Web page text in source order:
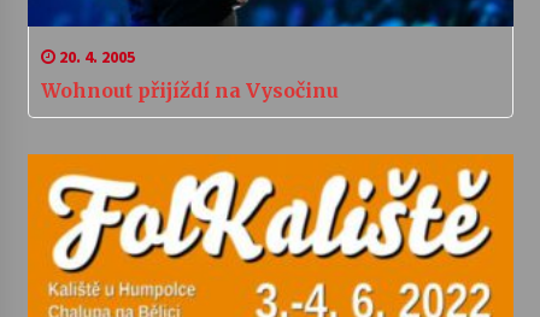
20. 4. 2005
Wohnout přijíždí na Vysočinu